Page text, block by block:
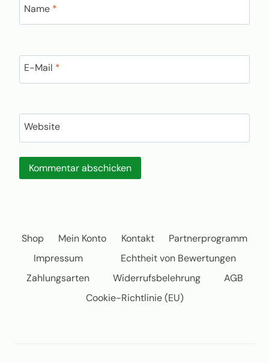
Name *
E-Mail *
Website
Shop Mein Konto Kontakt
Partnerprogramm
Impressum
Echtheit von Bewertungen
Zahlungsarten
Widerrufsbelehrung
AGB
Cookie-Richtlinie (EU)